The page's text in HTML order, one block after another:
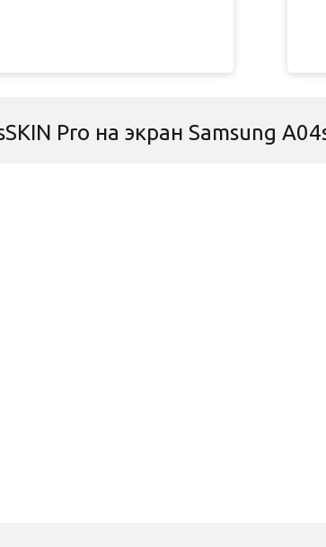
Pro на экран Samsung